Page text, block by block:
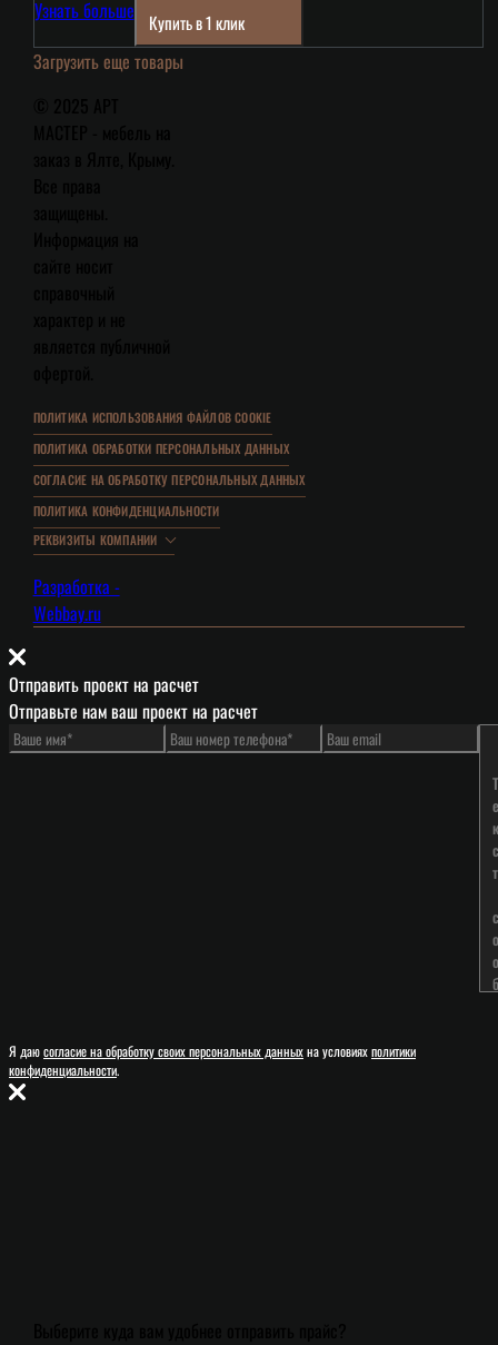
Узнать больше Купить в 1 клик
Загрузить еще товары
ПОЛИТИКА ИСПОЛЬЗОВАНИЯ ФАЙЛОВ COOKIE
ПОЛИТИКА ОБРАБОТКИ ПЕРСОНАЛЬНЫХ ДАННЫХ
СОГЛАСИЕ НА ОБРАБОТКУ ПЕРСОНАЛЬНЫХ ДАННЫХ
ПОЛИТИКА КОНФИДЕНЦИАЛЬНОСТИ
РЕКВИЗИТЫ КОМПАНИИ
Разработка -
Webbay.ru
Отправить проект на расчет
Отправьте нам ваш проект на расчет
Я даюсогласие на обработку своих персональных данныхна условияхполитики
конфиденциальности.